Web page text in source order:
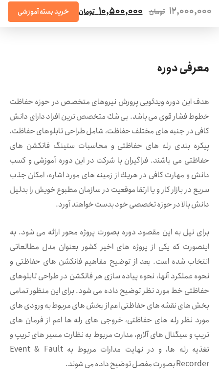
12,000,000 تومان 10,500,000 تومان خرید بسته آموزشی
معرفی دوره
هدف این دوره ویدئویی پرورش نیروهای متخصص در حوزه حفاظت
خطوط فشار قوی می باشد. بی شك متخصص ترین افراد دارای دانش
كافی در جنبه های مختلف حفاظت، شامل طراحی تابلوهای حفاظت،
پیكره بندی رله های حفاظتی و محاسبات ستینگ فانكشن های
حفاظتی می باشند. فراگیران با شركت در این دوره آموزشی و كسب
دانش و مهارت كافی در هریك از زمینه های مورد اشاره، امكان جذب
سریع در بازار كار و یا ارتقا موقعیت در سازمان مطبوع خویش را بدلیل
دانش بالا در حوزه تخصصی خود بدست خواهند آورد.
برای نیل به این مقصود دوره بصورت پروژه محور ارائه می شود. به
اینصورت كه یكی از پروژه های اخیر كشور بعنوان مدل مطالعاتی
انتخاب شده است. بعد از توضیح مفاهیم فانكشن های حفاظتی و
نحوه عملكرد آنها، نحوه پیاده سازی هر فانكشن در طراحی تابلوهای
حفاظتی خط مورد نظر توضیح داده می شود. برای این منظور تمامی
بخش های نقشه های حفاظتی اعم از بخش های مربوط به ورودی های
مورد نظر رله های حفاظتی، خروجی های رله ها اعم از فرمان های
تریپ و سیگنال های آلارم، مدارت مربوط به نظارت مسیر های تریپ و
تغذیه رله ها، و در نهایت مدارات مربوط به Event & Fault
Recorder بصورت مفصل توضیح داده می شوند.